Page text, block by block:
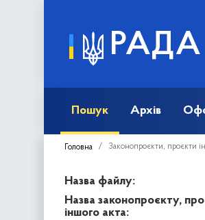
РАДА
Пошук Архів
Головна Законопроєкти, проєкти
Назва файлу:
Назва законопроєкту,
іншого акта: